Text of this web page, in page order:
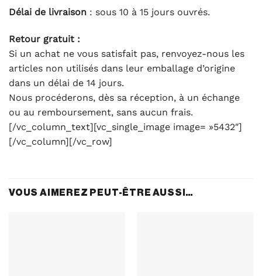
Délai de livraison : sous 10 à 15 jours ouvrés.
Retour gratuit :
Si un achat ne vous satisfait pas, renvoyez-nous les
articles non utilisés dans leur emballage d’origine
dans un délai de 14 jours.
Nous procéderons, dès sa réception, à un échange
ou au remboursement, sans aucun frais.
[/vc_column_text][vc_single_image image= »5432″]
[/vc_column][/vc_row]
VOUS AIMEREZ PEUT-ÊTRE AUSSI…